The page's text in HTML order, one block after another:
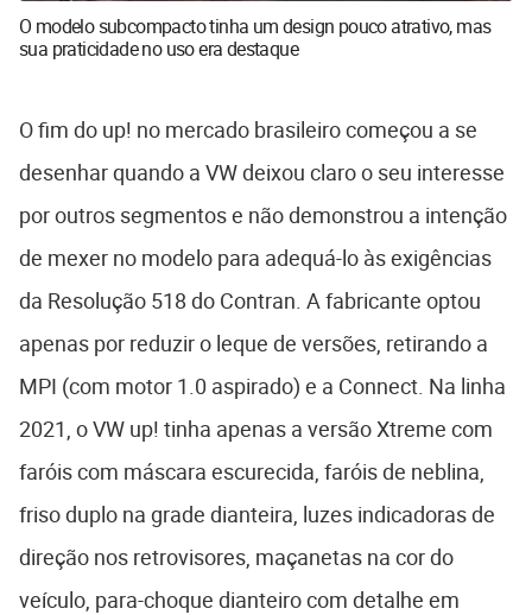
O modelo subcompacto tinha um design pouco atrativo, mas
sua praticidade no uso era destaque
O fim do up! no mercado brasileiro começou a se
desenhar quando a VW deixou claro o seu interesse
por outros segmentos e não demonstrou a intenção
de mexer no modelo para adequá-lo às exigências
da Resolução 518 do Contran. A fabricante optou
apenas por reduzir o leque de versões, retirando a
MPI (com motor 1.0 aspirado) e a Connect. Na linha
2021, o VW up! tinha apenas a versão Xtreme com
faróis com máscara escurecida, faróis de neblina,
friso duplo na grade dianteira, luzes indicadoras de
direção nos retrovisores, maçanetas na cor do
veículo, para-choque dianteiro com detalhe em